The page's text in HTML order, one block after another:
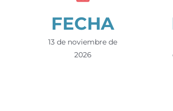
FECHA
13 de noviembre de
2026